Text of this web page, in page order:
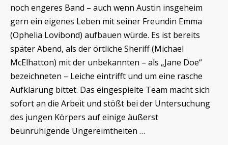
noch engeres Band – auch wenn Austin insgeheim
gern ein eigenes Leben mit seiner Freundin Emma
(Ophelia Lovibond) aufbauen würde. Es ist bereits
später Abend, als der örtliche Sheriff (Michael
McElhatton) mit der unbekannten – als „Jane Doe“
bezeichneten – Leiche eintrifft und um eine rasche
Aufklärung bittet. Das eingespielte Team macht sich
sofort an die Arbeit und stößt bei der Untersuchung
des jungen Körpers auf einige äußerst
beunruhigende Ungereimtheiten …